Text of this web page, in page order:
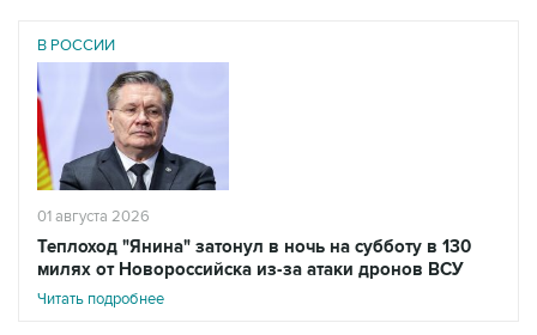
В РОССИИ
01 августа 2026
Теплоход "Янина" затонул в ночь на субботу в 130
милях от Новороссийска из-за атаки дронов ВСУ
Читать подробнее